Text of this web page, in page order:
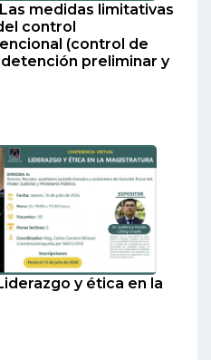
medidas limitativas
control
(control de
preliminar y
y ética en la